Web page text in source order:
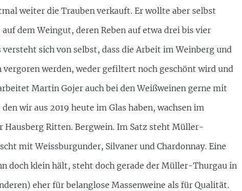
weiter die Trauben verkauft. Er wollte aber selbst
dem Weingut, deren Reben auf etwa drei bis vier
sich von selbst, dass die Arbeit im Weinberg und
werden, weder gefiltert noch geschönt wird und
Martin Gojer auch bei den Weißweinen gerne mit
wir aus 2019 heute im Glas haben, wachsen im
Hausberg Ritten. Bergwein. Im Satz steht Müller-
mit Weissburgunder, Silvaner und Chardonnay. Eine
doch klein hält, steht doch gerade der Müller-Thurgau in
eher für belanglose Massenweine als für Qualität.